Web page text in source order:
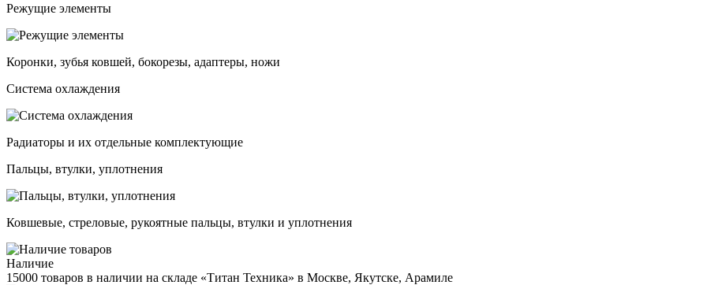
Режущие элементы
Коронки, зубья ковшей, бокорезы, адаптеры, ножи
Система охлаждения
Радиаторы и их отдельные комплектующие
Пальцы, втулки, уплотнения
Ковшевые, стреловые, рукоятные пальцы, втулки и уплотнения
Наличие
15000 товаров в наличии на складе «Титан Техника» в Москве, Якутске, Арамиле